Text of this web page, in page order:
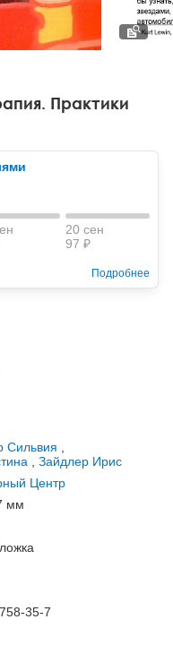
атаки
и НЛП
Практики
20 сен
97 ₽
Подробнее
Сильвия
Зайдлер Ирис
Центр
мм
35-7